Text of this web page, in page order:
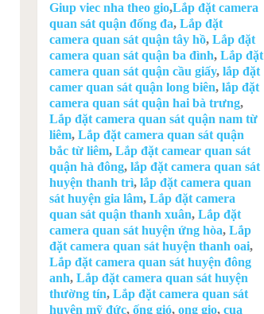
Giup viec nha theo gio,Lắp đặt camera
quan sát quận đống đa,Lắp đặt
camera quan sát quận tây hồ,Lắp đặt
camera quan sát quận ba đình,Lắp đặt
camera quan sát quận cầu giấy,lắp đặt
camer quan sát quận long biên,lắp đặt
camera quan sát quận hai bà trưng,
Lắp đặt camera quan sát quận nam từ
liêm,Lắp đặt camera quan sát quận
bắc từ liêm,Lắp đặt camear quan sát
quận hà đông,lắp đặt camera quan sát
huyện thanh trì,lắp đặt camera quan
sát huyện gia lâm,Lắp đặt camera
quan sát quận thanh xuân,Lắp đặt
camera quan sát huyện ứng hòa,Lắp
đặt camera quan sát huyện thanh oai,
Lắp đặt camera quan sát huyện đông
anh,Lắp đặt camera quan sát huyện
thường tín,Lắp đặt camera quan sát
huyện mỹ đức,ống gió,ong gio,cua